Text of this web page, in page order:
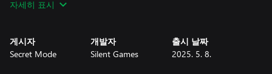
-강력한 새 장비를 찾고, 광범위한 모드 시스템을 통해 능력치를
능력 시스템:
-Empyreal은 대미지를 주고, 방어력 또는 치유 효과를 부여하거
자세히 표시
게시자
Secret Mode
개발자
Silent Games
출시 날짜
2025. 5. 8.